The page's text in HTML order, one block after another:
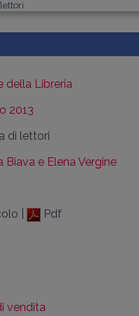
della Libreria
2013
di lettori
Biava e Elena Vergine
| Pdf
vendita